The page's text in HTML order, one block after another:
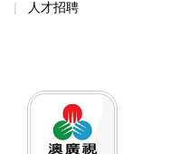
人才招聘